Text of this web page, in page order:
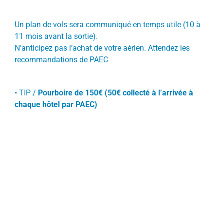
Un plan de vols sera communiqué en temps utile (10 à
11 mois avant la sortie).
N’anticipez pas l’achat de votre aérien. Attendez les
recommandations de PAEC
• TIP / Pourboire de 150€ (50€ collecté à l’arrivée à
chaque hôtel par PAEC)